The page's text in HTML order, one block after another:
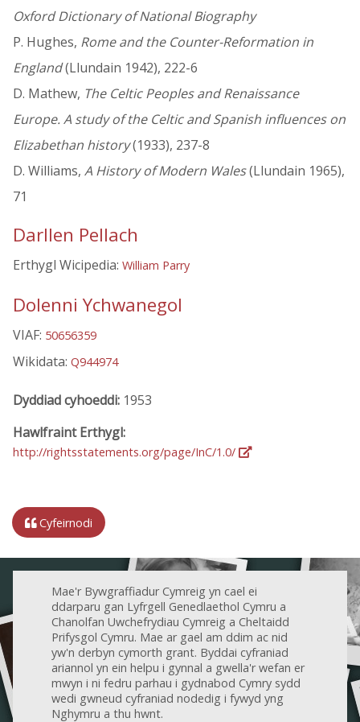
Oxford Dictionary of National Biography
P. Hughes, Rome and the Counter-Reformation in
England(Llundain 1942), 222-6
D. Mathew, The Celtic Peoples and Renaissance
Europe. A study of the Celtic and Spanish influences on
Elizabethan history(1933), 237-8
D. Williams, A History of Modern Wales(Llundain 1965),
71
Darllen Pellach
Erthygl Wicipedia: William Parry
Dolenni Ychwanegol
VIAF: 50656359
Wikidata: Q944974
Dyddiad cyhoeddi: 1953
Hawlfraint Erthygl:
http://rightsstatements.org/page/InC/1.0/
Cyfeirnodi
Mae'r Bywgraffiadur Cymreig yn cael ei
ddarparu gan Lyfrgell Genedlaethol Cymru a
Chanolfan Uwchefrydiau Cymreig a Cheltaidd
Prifysgol Cymru. Mae ar gael am ddim ac nid
yw'n derbyn cymorth grant. Byddai cyfraniad
ariannol yn ein helpu i gynnal a gwella'r wefan er
mwyn i ni fedru parhau i gydnabod Cymry sydd
wedi gwneud cyfraniad nodedig i fywyd yng
Nghymru a thu hwnt.